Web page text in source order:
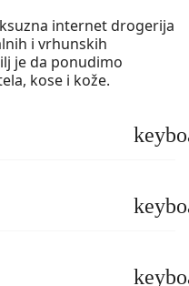
internet drogerija
i vrhunskih
je da ponudimo
kose i kože.